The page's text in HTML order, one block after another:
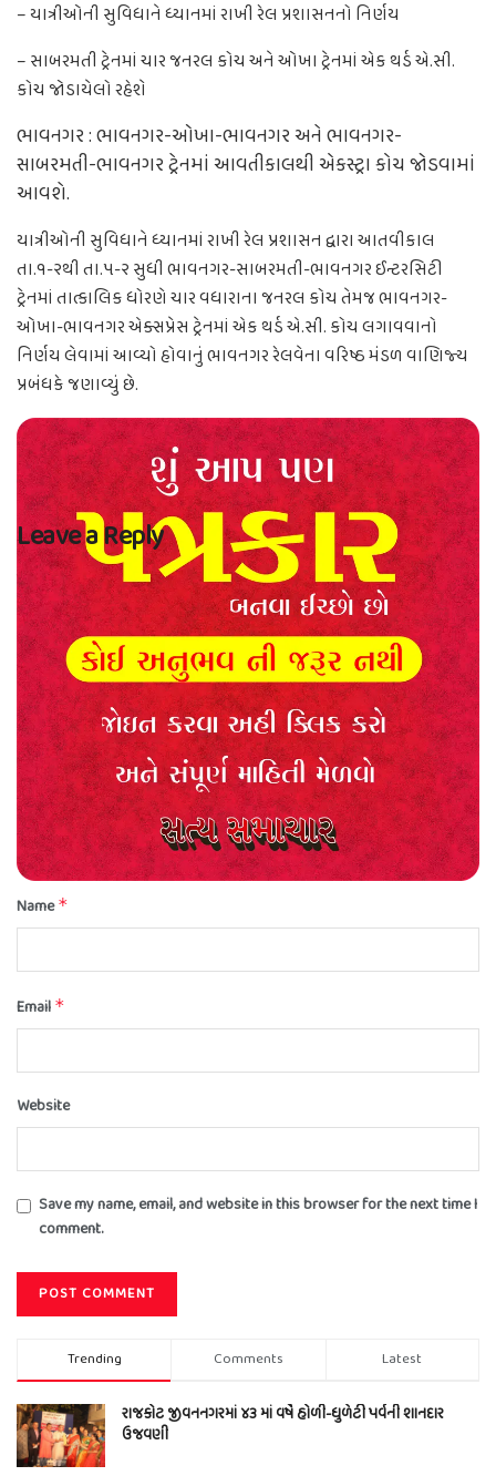
– યાત્રીઓની સુવિધાને ધ્યાનમાં રાખી રેલ પ્રશાસનનો નિર્ણય
– સાબરમતી ટ્રેનમાં ચાર જનરલ કોચ અને ઓખા ટ્રેનમાં એક થર્ડ એ.સી.
કોચ જોડાયેલો રહેશે
ભાવનગર : ભાવનગર-ઓખા-ભાવનગર અને ભાવનગર-
સાબરમતી-ભાવનગર ટ્રેનમાં આવતીકાલથી એકસ્ટ્રા કોચ જોડવામાં
આવશે.
યાત્રીઓની સુવિધાને ધ્યાનમાં રાખી રેલ પ્રશાસન દ્વારા આતવીકાલ
તા.૧-૨થી તા.૫-૨ સુધી ભાવનગર-સાબરમતી-ભાવનગર ઈન્ટરસિટી
ટ્રેનમાં તાત્કાલિક ધોરણે ચાર વધારાના જનરલ કોચ તેમજ ભાવનગર-
ઓખા-ભાવનગર એક્સપ્રેસ ટ્રેનમાં એક થર્ડ એ.સી. કોચ લગાવવાનો
નિર્ણય લેવામાં આવ્યો હોવાનું ભાવનગર રેલવેના વરિષ્ઠ મંડળ વાણિજ્ય
પ્રબંધકે જણાવ્યું છે.
Leave a Reply
Your email address will not be published.Required fields are marked*
Comment*
Name*
Email *
Website
Save my name, email, and website in this browser for the next time I
comment.
Trending Comments Latest
રાજકોટ જીવનનગરમાં ૪૩ માં વર્ષે હોળી-ધુળેટી પર્વની શાનદાર
ઉજવણી